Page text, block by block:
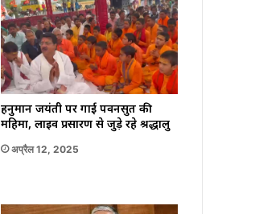
हनुमान जयंती पर गाई पवनसुत की
महिमा, लाइव प्रसारण से जुड़े रहे श्रद्धालु
अप्रैल 12, 2025